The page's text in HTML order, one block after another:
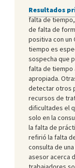
Resultados
falta de tiempo,
de falta de
positiva con un
tiempo es
sospecha que
falta de tiempo
apropiada.
detectar otros
recursos de
dificultades el
solo en la
la falta de
refirió la falta
consulta de
asesor acerca